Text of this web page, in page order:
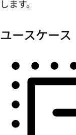
します。
ユースケース